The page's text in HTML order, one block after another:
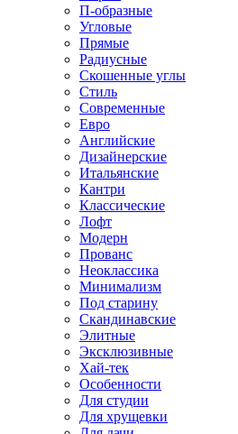
П-образные
Угловые
Прямые
Радиусные
Скошенные углы
Стиль
Современные
Евро
Английские
Дизайнерские
Итальянские
Кантри
Классические
Лофт
Модерн
Прованс
Неоклассика
Минимализм
Под старину
Скандинавские
Элитные
Эксклюзивные
Хай-тек
Особенности
Для студии
Для хрущевки